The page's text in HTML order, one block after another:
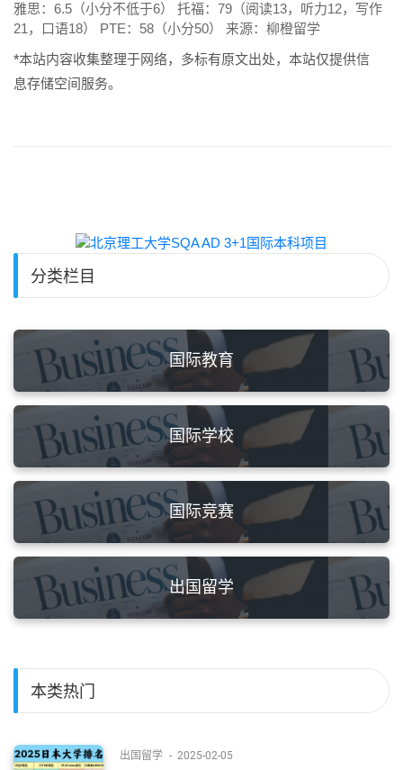
雅思：6.5（小分不低于6） 托福：79（阅读13，听力12，写作
21，口语18） PTE：58（小分50） 来源：柳橙留学
*本站内容收集整理于网络，多标有原文出处，本站仅提供信
息存储空间服务。
分类栏目
国际教育
国际学校
国际竞赛
出国留学
本类热门
出国留学 - 2025-02-05